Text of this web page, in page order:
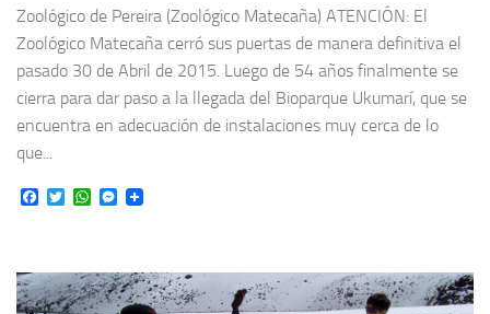
Zoológico de Pereira (Zoológico Matecaña) ATENCIÓN: El
Zoológico Matecaña cerró sus puertas de manera definitiva el
pasado 30 de Abril de 2015. Luego de 54 años finalmente se
cierra para dar paso a la llegada del Bioparque Ukumarí, que se
encuentra en adecuación de instalaciones muy cerca de lo
que...
Facebook
TwitterWhatsApp
Messenger